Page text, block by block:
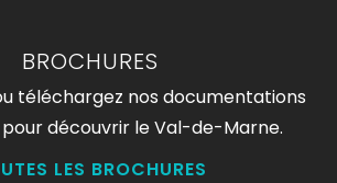
BROCHURES
téléchargez nos documentations
découvrir le Val-de-Marne.
LES BROCHURES